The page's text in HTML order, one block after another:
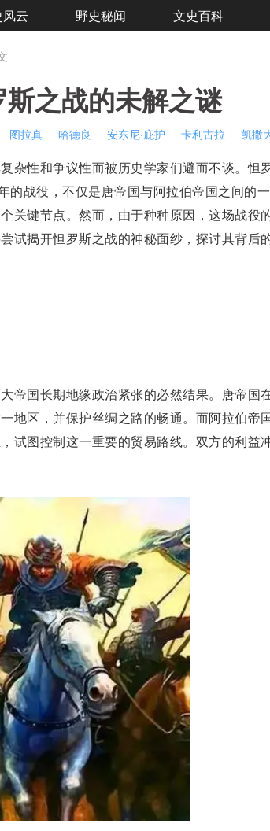
云 野史秘闻 文史百科
之战的未解之谜
图拉真 哈德良 安东尼·庇护 卡利古拉 凯撒
性和争议性而被历史学家们避而不谈。怛
的战役，不仅是唐帝国与阿拉伯帝国之间的
关键节点。然而，由于种种原因，这场战役
试揭开怛罗斯之战的神秘面纱，探讨其背后
国长期地缘政治紧张的必然结果。唐帝国
地区，并保护丝绸之路的畅通。而阿拉伯帝
试图控制这一重要的贸易路线。双方的利益